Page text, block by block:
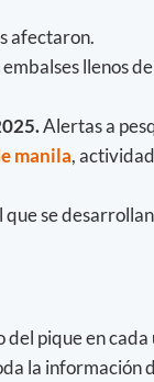
afectaron.
embalses llenos
Alertas a
manila,
se
pique en cada
la información